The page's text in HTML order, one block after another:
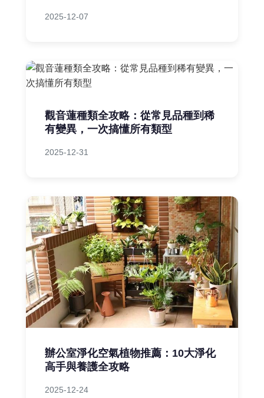
2025-12-07
觀音蓮種類全攻略：從常見品種到稀
有變異，一次搞懂所有類型
2025-12-31
辦公室淨化空氣植物推薦：10大淨化
高手與養護全攻略
2025-12-24